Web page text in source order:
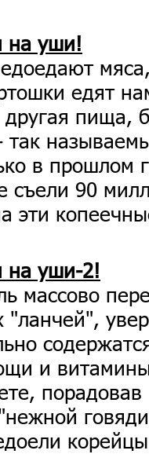
на уши!
едят
пища,
так
в прошлом
90
эти
уши-2!
массово
и